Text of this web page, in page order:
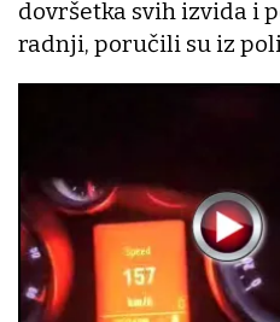
dovršetka svih izvida i
radnji, poručili su iz